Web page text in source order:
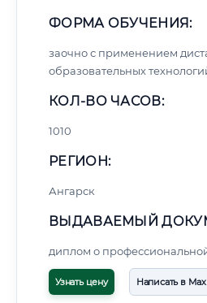
ФОРМА ОБУЧЕНИЯ:
заочно с применением
образовательных
КОЛ-ВО ЧАСОВ:
1010
РЕГИОН:
Ангарск
ВЫДАВАЕМЫЙ
диплом о
Узнать цену Написать в Max